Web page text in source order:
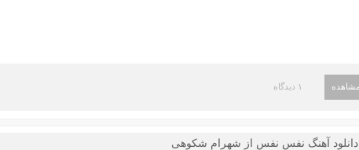
۱ دیدگاه
دانلود آهنگ نفس نفس از شهرام شکوهی